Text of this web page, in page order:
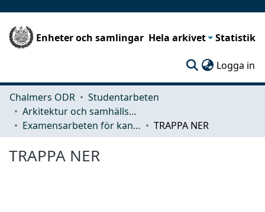
Enheter och samlingar Hela arkivet Statistik
Logga in
Chalmers ODR
Studentarbeten
Arkitektur och samhällsbyggnadsteknik (ACE)
Examensarbeten för kandidatexamen
TRAPPA NER
TRAPPA NER